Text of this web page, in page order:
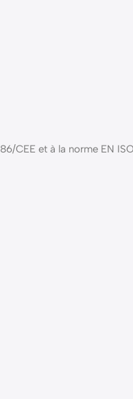
CEE et à la norme EN